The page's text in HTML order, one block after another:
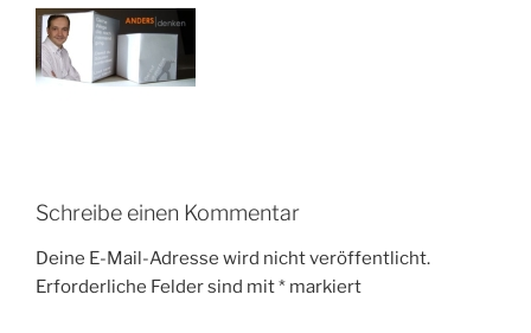
Schreibe einen Kommentar
Deine E-Mail-Adresse wird nicht veröffentlicht.
Erforderliche Felder sind mit* markiert